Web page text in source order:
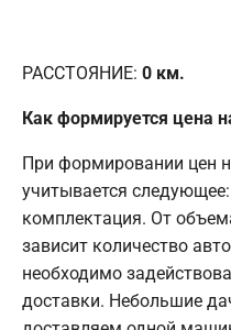
РАССТОЯНИЕ: 0 км.
Как формируется цена
При формировании цен
учитывается
комплектация. От
зависит количество
необходимо
доставки. Небольшие